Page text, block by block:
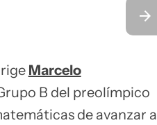
Marcelo
B del preolímpico
de avanzar a